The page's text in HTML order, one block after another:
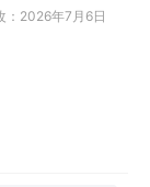
：2026年7月6日